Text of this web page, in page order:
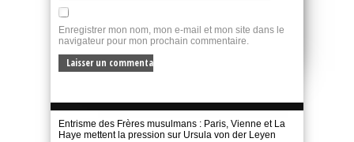
Enregistrer mon nom, mon e-mail et mon site dans le
navigateur pour mon prochain commentaire.
Entrisme des Frères musulmans : Paris, Vienne et La
Haye mettent la pression sur Ursula von der Leyen